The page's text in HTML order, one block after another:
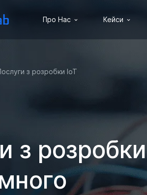
Про Нас Кейси
з розробки ІоТ
з розробки